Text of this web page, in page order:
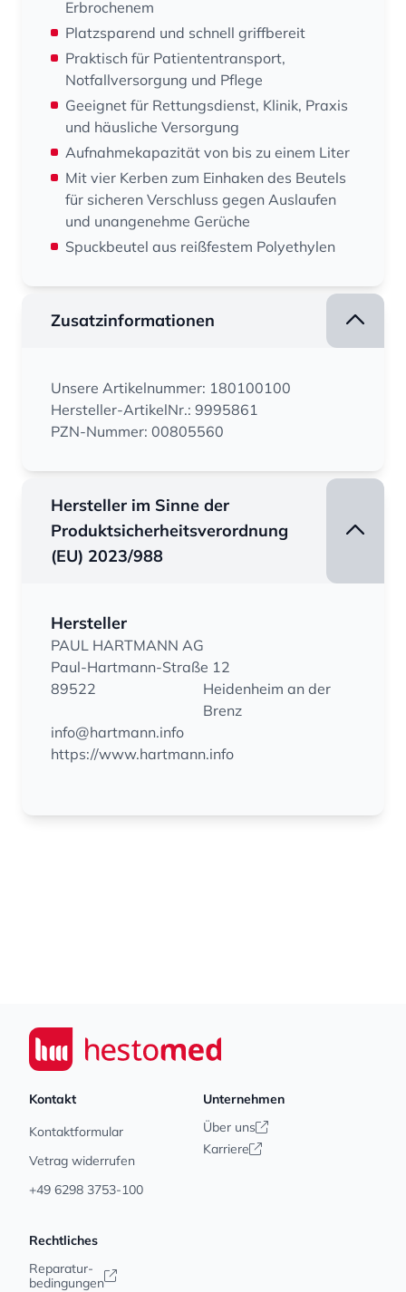
Erbrochenem
Platzsparend und schnell griffbereit
Praktisch für Patiententransport,
Notfallversorgung und Pflege
Geeignet für Rettungsdienst, Klinik, Praxis
und häusliche Versorgung
Aufnahmekapazität von bis zu einem Liter
Mit vier Kerben zum Einhaken des Beutels
für sicheren Verschluss gegen Auslaufen
und unangenehme Gerüche
Spuckbeutel aus reißfestem Polyethylen
Zusatzinformationen
Unsere Artikelnummer: 180100100
Hersteller-ArtikelNr.: 9995861
PZN-Nummer: 00805560
Hersteller im Sinne der
Produktsicherheitsverordnung
(EU) 2023/988
Hersteller
PAUL HARTMANN AG
Paul-Hartmann-Straße 12
89522
Heidenheim an der
Brenz
info@hartmann.info
https://www.hartmann.info
Seiwert GmbH
Kontakt
Kontaktformular
Vetrag widerrufen
+49 6298 3753-100
Unternehmen
Über uns
Karriere
Rechtliches
Reparatur-
bedingungen